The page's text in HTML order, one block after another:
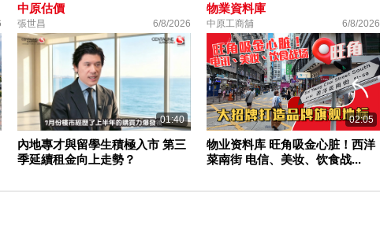
中原估價
張世昌 6/8/2026
01:40
內地專才與留學生積極入市 第三
季延續租金向上走勢？
物業資料庫
中原工商舖 6/8/2026
02:05
物业资料库 旺角吸金心脏！西洋
菜南街 电信、美妆、饮食战...